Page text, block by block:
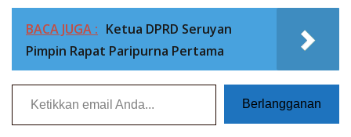
BACA JUGA : Ketua DPRD Seruyan
Pimpin Rapat Paripurna Pertama
Ketikkan email Anda...
Berlangganan